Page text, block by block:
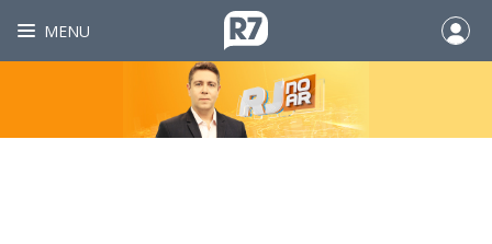
MENU